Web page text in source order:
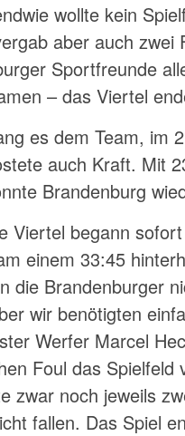
wollte kein
aber auch zwei
Sportfreunde
– das Viertel
es dem Team, im
auch Kraft. Mit
Brandenburg
Viertel begann
einem 33:45
die Brandenburger
wir benötigten
Werfer Marcel
Foul das
zwar noch jeweils
fallen. Das Spiel